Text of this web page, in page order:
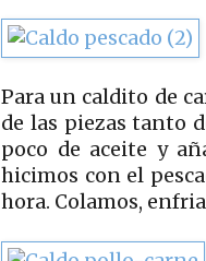
Para un caldito de
de las piezas tanto
poco de aceite y
hicimos con el
hora. Colamos,